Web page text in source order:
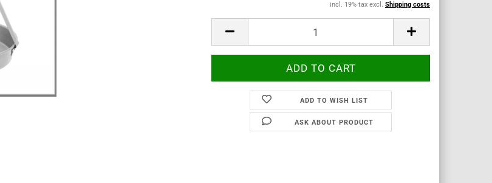
incl. 19% tax excl. Shipping costs
ADD TO WISH LIST
ASK ABOUT PRODUCT